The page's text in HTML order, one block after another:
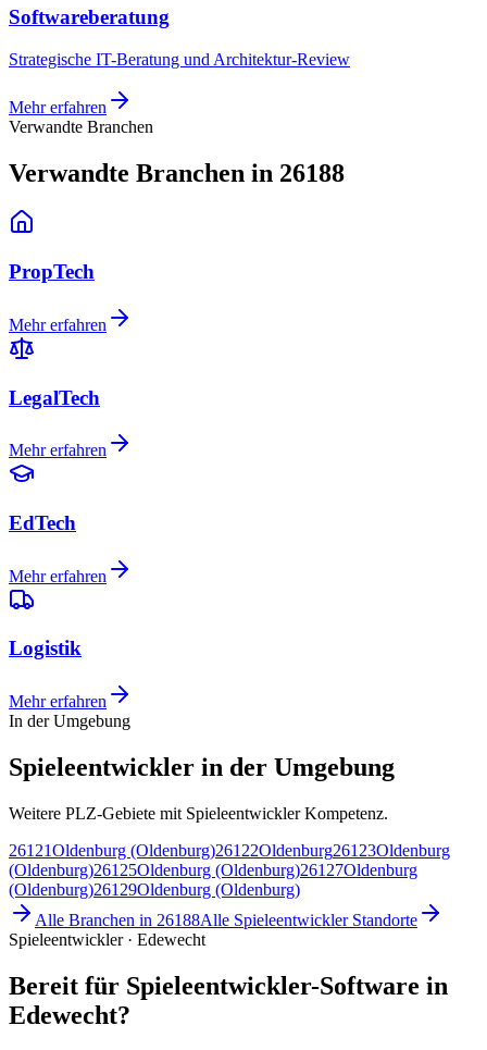
Softwareberatung
Strategische IT-Beratung und Architektur-Review
Mehr erfahren
Verwandte Branchen
Verwandte Branchen in 26188
PropTech
Mehr erfahren
LegalTech
Mehr erfahren
EdTech
Mehr erfahren
Logistik
Mehr erfahren
In der Umgebung
Spieleentwickler in der Umgebung
Weitere PLZ-Gebiete mit Spieleentwickler Kompetenz.
26121Oldenburg (Oldenburg)26122Oldenburg26123Oldenburg
(Oldenburg)26125Oldenburg (Oldenburg)26127Oldenburg
(Oldenburg)26129Oldenburg (Oldenburg)
Alle Branchen in 26188Alle SpieleentwicklerStandorte
Spieleentwickler · Edewecht
Bereit für Spieleentwickler-Software in
Edewecht?